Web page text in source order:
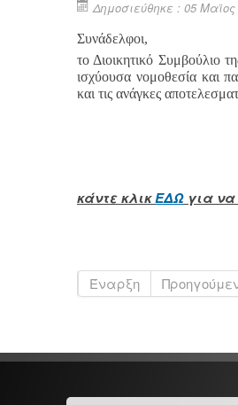
Δημοσιεύθηκε : 05 Μαϊος
Συνάδελφοι,
το Διοικητικό Συμβούλιο
ισχύουσα νομοθεσία και
και τις ανάγκες
κάντε κλικΕΔΩ για να
Έναρξη